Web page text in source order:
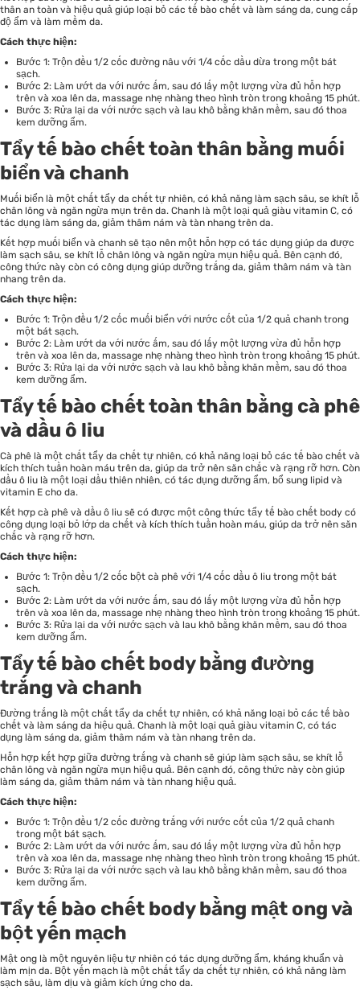
thân an toàn và hiệu quả giúp loại bỏ các tế bào chết và làm sáng da, cung cấp
độ ẩm và làm mềm da.
Cách thực hiện:
Bước 1: Trộn đều 1/2 cốc đường nâu với 1/4 cốc dầu dừa trong một bát
sạch.
Bước 2: Làm ướt da với nước ấm, sau đó lấy một lượng vừa đủ hỗn hợp
trên và xoa lên da, massage nhẹ nhàng theo hình tròn trong khoảng 15 phút.
Bước 3: Rửa lại da với nước sạch và lau khô bằng khăn mềm, sau đó thoa
kem dưỡng ẩm.
Tẩy tế bào chết toàn thân bằng muối
biển và chanh
Muối biển là một chất tẩy da chết tự nhiên, có khả năng làm sạch sâu, se khít lỗ
chân lông và ngăn ngừa mụn trên da. Chanh là một loại quả giàu vitamin C, có
tác dụng làm sáng da, giảm thâm nám và tàn nhang trên da.
Kết hợp muối biển và chanh sẽ tạo nên một hỗn hợp có tác dụng giúp da được
làm sạch sâu, se khít lỗ chân lông và ngăn ngừa mụn hiệu quả. Bên cạnh đó,
công thức này còn có công dụng giúp dưỡng trắng da, giảm thâm nám và tàn
nhang trên da.
Cách thực hiện:
Bước 1: Trộn đều 1/2 cốc muối biển với nước cốt của 1/2 quả chanh trong
một bát sạch.
Bước 2: Làm ướt da với nước ấm, sau đó lấy một lượng vừa đủ hỗn hợp
trên và xoa lên da, massage nhẹ nhàng theo hình tròn trong khoảng 15 phút.
Bước 3: Rửa lại da với nước sạch và lau khô bằng khăn mềm, sau đó thoa
kem dưỡng ẩm.
Tẩy tế bào chết toàn thân bằng cà phê
và dầu ô liu
Cà phê là một chất tẩy da chết tự nhiên, có khả năng loại bỏ các tế bào chết và
kích thích tuần hoàn máu trên da, giúp da trở nên săn chắc và rạng rỡ hơn. Còn
dầu ô liu là một loại dầu thiên nhiên, có tác dụng dưỡng ẩm, bổ sung lipid và
vitamin E cho da.
Kết hợp cà phê và dầu ô liu sẽ có được một công thức tẩy tế bào chết body có
công dụng loại bỏ lớp da chết và kích thích tuần hoàn máu, giúp da trở nên săn
chắc và rạng rỡ hơn.
Cách thực hiện:
Bước 1: Trộn đều 1/2 cốc bột cà phê với 1/4 cốc dầu ô liu trong một bát
sạch.
Bước 2: Làm ướt da với nước ấm, sau đó lấy một lượng vừa đủ hỗn hợp
trên và xoa lên da, massage nhẹ nhàng theo hình tròn trong khoảng 15 phút.
Bước 3: Rửa lại da với nước sạch và lau khô bằng khăn mềm, sau đó thoa
kem dưỡng ẩm.
Tẩy tế bào chết body bằng đường
trắng và chanh
Đường trắng là một chất tẩy da chết tự nhiên, có khả năng loại bỏ các tế bào
chết và làm sáng da hiệu quả. Chanh là một loại quả giàu vitamin C, có tác
dụng làm sáng da, giảm thâm nám và tàn nhang trên da.
Hỗn hợp kết hợp giữa đường trắng và chanh sẽ giúp làm sạch sâu, se khít lỗ
chân lông và ngăn ngừa mụn hiệu quả. Bên cạnh đó, công thức này còn giúp
làm sáng da, giảm thâm nám và tàn nhang hiệu quả.
Cách thực hiện:
Bước 1: Trộn đều 1/2 cốc đường trắng với nước cốt của 1/2 quả chanh
trong một bát sạch.
Bước 2: Làm ướt da với nước ấm, sau đó lấy một lượng vừa đủ hỗn hợp
trên và xoa lên da, massage nhẹ nhàng theo hình tròn trong khoảng 15 phút.
Bước 3: Rửa lại da với nước sạch và lau khô bằng khăn mềm, sau đó thoa
kem dưỡng ẩm.
Tẩy tế bào chết body bằng mật ong và
bột yến mạch
Mật ong là một nguyên liệu tự nhiên có tác dụng dưỡng ẩm, kháng khuẩn và
làm mịn da. Bột yến mạch là một chất tẩy da chết tự nhiên, có khả năng làm
sạch sâu, làm dịu và giảm kích ứng cho da.